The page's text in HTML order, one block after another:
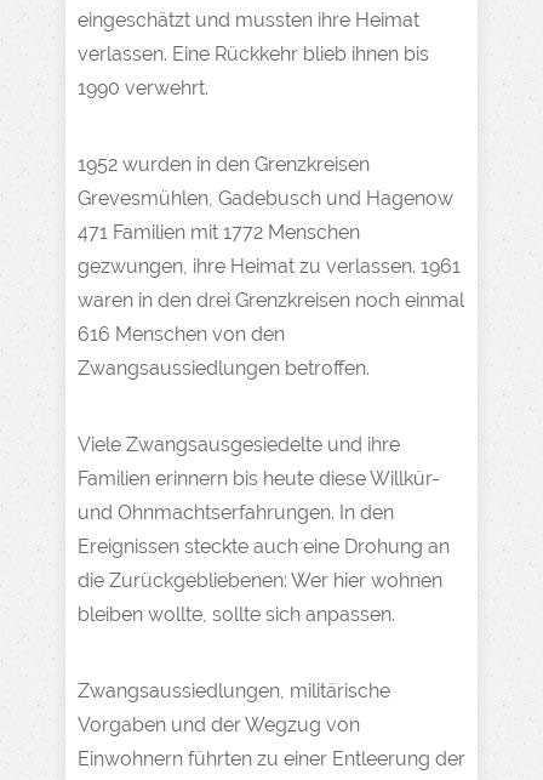
eingeschätzt und mussten ihre Heimat
verlassen. Eine Rückkehr blieb ihnen bis
1990 verwehrt.
1952 wurden in den Grenzkreisen
Grevesmühlen, Gadebusch und Hagenow
471 Familien mit 1772 Menschen
gezwungen, ihre Heimat zu verlassen. 1961
waren in den drei Grenzkreisen noch einmal
616 Menschen von den
Zwangsaussiedlungen betroffen.
Viele Zwangsausgesiedelte und ihre
Familien erinnern bis heute diese Willkür-
und Ohnmachtserfahrungen. In den
Ereignissen steckte auch eine Drohung an
die Zurückgebliebenen: Wer hier wohnen
bleiben wollte, sollte sich anpassen.
Zwangsaussiedlungen, militärische
Vorgaben und der Wegzug von
Einwohnern führten zu einer Entleerung der